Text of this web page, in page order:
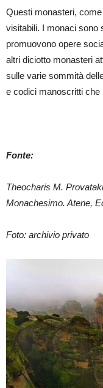
Questi monasteri,
visitabili. I monaci sono
promuovono opere
altri diciotto monasteri
sulle varie sommità
e codici manoscritti che
Fonte:
Theocharis M.
Monachesimo. Atene,
Foto: archivio privato